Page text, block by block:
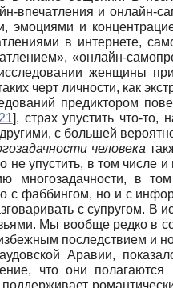
впечатления и онлайн-
эмоциями и
в интернете,
«онлайн-
женщины
черт личности, как
предиктором
], страх упустить что-то,
с большей
человека
не упустить, в том
многозадачности, в
с фаббингом, но и с
с супругом.
Мы вообще редко в
последствием и
Аравии,
что они